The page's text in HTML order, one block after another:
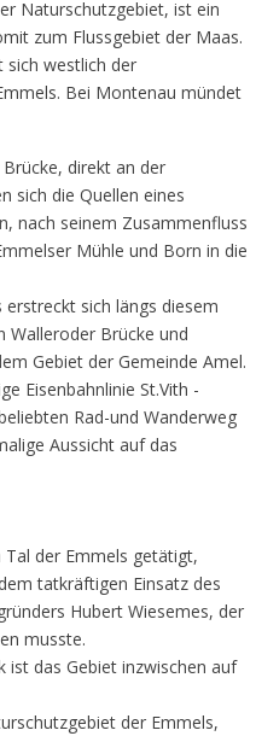
Naturschutzgebiet, ist ein
zum Flussgebiet der Maas.
sich westlich der
Bei Montenau mündet
direkt an der
sich die Quellen eines
nach seinem Zusammenfluss
Mühle und Born in die
sich längs diesem
Walleroder Brücke und
Gebiet der Gemeinde Amel.
Eisenbahnlinie St.Vith -
Rad-und Wanderweg
Aussicht auf das
der Emmels getätigt,
tatkräftigen Einsatz des
Hubert Wiesemes, der
musste.
ist das Gebiet inzwischen auf
der Emmels,